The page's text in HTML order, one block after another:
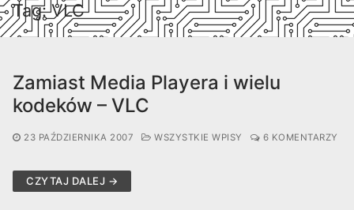
Tag:VLC
Zamiast Media Playera i wielu
kodeków – VLC
23 PAŹDZIERNIKA 2007 WSZYSTKIE WPISY 6 KOMENTARZY
CZYTAJ DALEJ →